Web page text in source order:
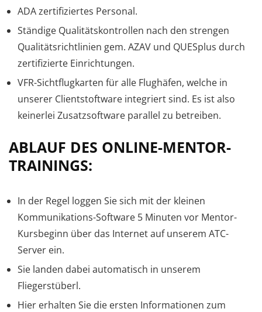
ADA zertifiziertes Personal.
Ständige Qualitätskontrollen nach den strengen
Qualitätsrichtlinien gem. AZAV und QUESplus durch
zertifizierte Einrichtungen.
VFR-Sichtflugkarten für alle Flughäfen, welche in
unserer Clientstoftware integriert sind. Es ist also
keinerlei Zusatzsoftware parallel zu betreiben.
ABLAUF DES ONLINE-MENTOR-
TRAININGS:
In der Regel loggen Sie sich mit der kleinen
Kommunikations-Software 5 Minuten vor Mentor-
Kursbeginn über das Internet auf unserem ATC-
Server ein.
Sie landen dabei automatisch in unserem
Fliegerstüberl.
Hier erhalten Sie die ersten Informationen zum